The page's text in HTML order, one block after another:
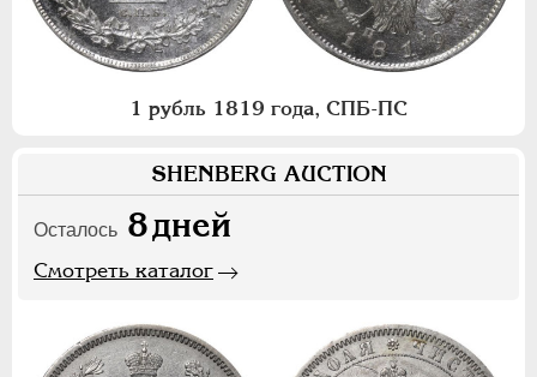
1 рубль 1819 года, СПБ-ПС
SHENBERG AUCTION
Осталось 8дней
Смотреть каталог